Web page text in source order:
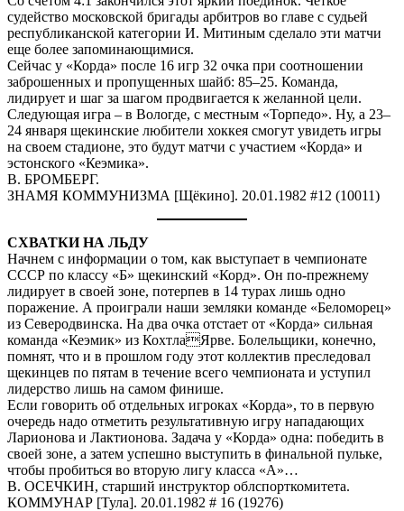
судейство московской бригады арбитров во главе с судьей
республиканской категории И. Митиным сделало эти матчи
еще более запоминающимися.
Сейчас у «Корда» после 16 игр 32 очка при соотношении
заброшенных и пропущенных шайб: 85–25. Команда,
лидирует и шаг за шагом продвигается к желанной цели.
Следующая игра – в Вологде, с местным «Торпедо». Ну, а 23–
24 января щекинские любители хоккея смогут увидеть игры
на своем стадионе, это будут матчи с участием «Корда» и
эстонского «Кеэмика».
В. БРОМБЕРГ.
ЗНАМЯ КОММУНИЗМА [Щёкино]. 20.01.1982 #12 (10011)
СХВАТКИ НА ЛЬДУ
Начнем с информации о том, как выступает в чемпионате
СССР по классу «Б» щекинский «Корд». Он по-прежнему
лидирует в своей зоне, потерпев в 14 турах лишь одно
поражение. А проиграли наши земляки команде «Беломорец»
из Северодвинска. На два очка отстает от «Корда» сильная
команда «Кеэмик» из КохтлаЯрве. Болельщики, конечно,
помнят, что и в прошлом году этот коллектив преследовал
щекинцев по пятам в течение всего чемпионата и уступил
лидерство лишь на самом финише.
Если говорить об отдельных игроках «Корда», то в первую
очередь надо отметить результативную игру нападающих
Ларионова и Лактионова. Задача у «Корда» одна: победить в
своей зоне, а затем успешно выступить в финальной пульке,
чтобы пробиться во вторую лигу класса «А»…
В. ОСЕЧКИН, старший инструктор облспорткомитета.
КОММУНАР [Тула]. 20.01.1982 # 16 (19276)